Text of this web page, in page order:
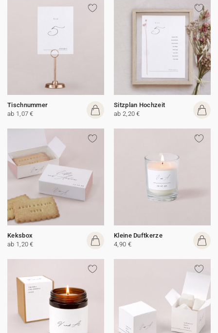
Tischnummer
ab 1,07 €
Sitzplan Hochzeit
ab 2,20 €
Keksbox
ab 1,20 €
Kleine Duftkerze
4,90 €